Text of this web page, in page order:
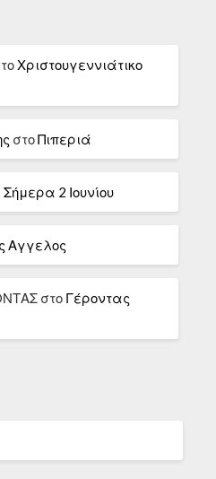
Χριστουγεννιάτικο
στοΠιπεριά
2 Ιουνίου
Αγγελος
στο Γέροντας